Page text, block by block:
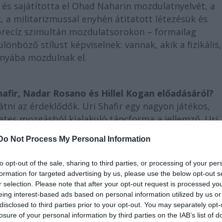
Not Process My Personal Information
opt-out of the sale, sharing to third parties, or processing of your
for targeted advertising by us, please use the below opt-out
selection. Please note that after your opt-out request is processed
interest-based ads based on personal information utilized by us
to third parties prior to your opt-out. You may separately
of your personal information by third parties on the IAB’s list of
sajátította el Ohad Naharin mozdulatnyelvét, a
a militarizmussal enyhén átitatott létezésük és
szimultán mozdulatsorokon – formailag
stílust képviselnek: vannak, akik a fizikális,
mozdulnak el.
Nadar Rosano és Hillel Kogan előadásáról?
az érdeklődők. Uri Shafir egy nagyon játékos,
mozgásból kialakuló táncforma a jellemző. Uri
meg az első pillanatban, hogy az, annyira jól
tud csinálni a színpadon. Mivel képzett Gaga
is tart. Nadar Rosano a klasszikus értelemben
Hillel Kogan pedig a We love Arabs című
izraeli és arab világot, s annak egymásra